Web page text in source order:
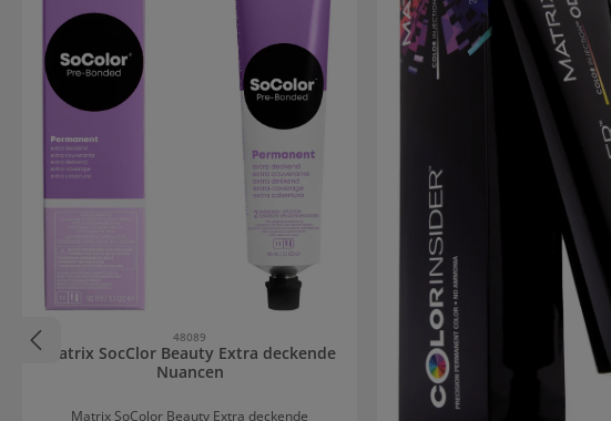
48089
Matrix SocClor Beauty Extra deckende
Nuancen
Matrix SoColor Beauty Extra deckende